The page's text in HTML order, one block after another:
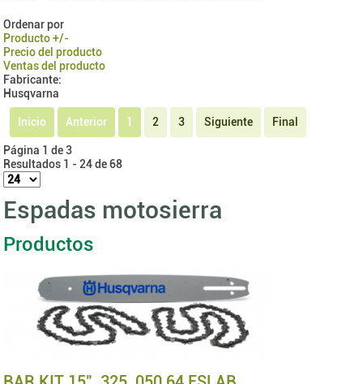
Ordenar por
Producto +/-
Precio del producto
Ventas del producto
Fabricante:
Husqvarna
Inicio Anterior 1 2 3 Siguiente Final
Página 1 de 3
Resultados 1 - 24 de 68
Espadas motosierra
Productos